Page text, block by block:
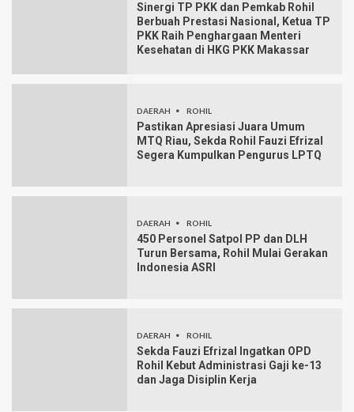
Sinergi TP PKK dan Pemkab Rohil
Berbuah Prestasi Nasional, Ketua TP
PKK Raih Penghargaan Menteri
Kesehatan di HKG PKK Makassar
DAERAH ROHIL
Pastikan Apresiasi Juara Umum
MTQ Riau, Sekda Rohil Fauzi Efrizal
Segera Kumpulkan Pengurus LPTQ
DAERAH ROHIL
450 Personel Satpol PP dan DLH
Turun Bersama, Rohil Mulai Gerakan
Indonesia ASRI
DAERAH ROHIL
Sekda Fauzi Efrizal Ingatkan OPD
Rohil Kebut Administrasi Gaji ke-13
dan Jaga Disiplin Kerja